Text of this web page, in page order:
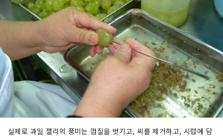
실제로 과일 젤리의 풍미는 껍질을 벗기고, 씨를 제거하고, 시럽에 담